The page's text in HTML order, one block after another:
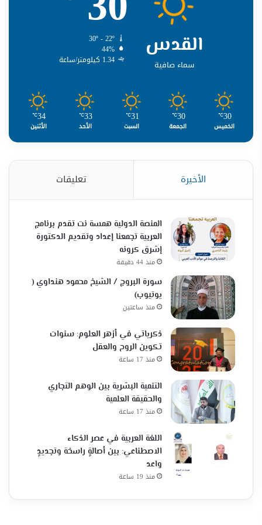
القدس
سماء صافية
30º - 22º
44%
1.34 كيلومتر/ساعة
30
℃
الخميس
30
℃
الجمعة
31
℃
السبت
33
℃
الأحد
34
℃
الأثنين
الأخيرة تعليقات
المنصة الدولية همسة نت تقدم برنامج
العربية تجمعنا إعداد وتقديم الدكتورة
إشرق كرونه
منذ 44 دقيقة
سورة البروج / الشيخ محمود هنداوي (
يوتيوب)
منذ ساعتين
ذكرياتي في أزهر العلوم: سنوات
تكوين الروح والعقل
منذ 17 ساعة
التنمية البشرية بين الوهم التجاري
والحقيقة العلمية
منذ 17 ساعة
اللغة العربية في عصر الذكاء
الاصطناعي: بين أصالةٍ راسخة وتجديدٍ
واعد
منذ 19 ساعة